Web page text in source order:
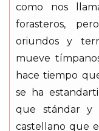
como nos
forasteros,
oriundos y
mueve
hace tiempo
se ha
que stándar y
castellano que